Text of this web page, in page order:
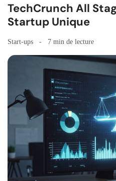
TechCrunch All
Startup Unique
Start-ups 7 min de lecture